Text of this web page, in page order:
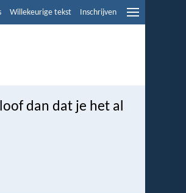
Willekeurige tekst Inschrijven
dan dat je het al